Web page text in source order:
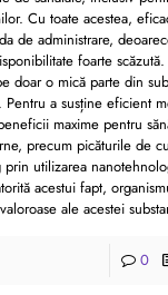
Cu toate acestea,
de administrare,
foarte
doar o mică parte din
Pentru a susține eficient
maxime pentru
precum picăturile de
utilizarea
acestui fapt,
ale acestei
0